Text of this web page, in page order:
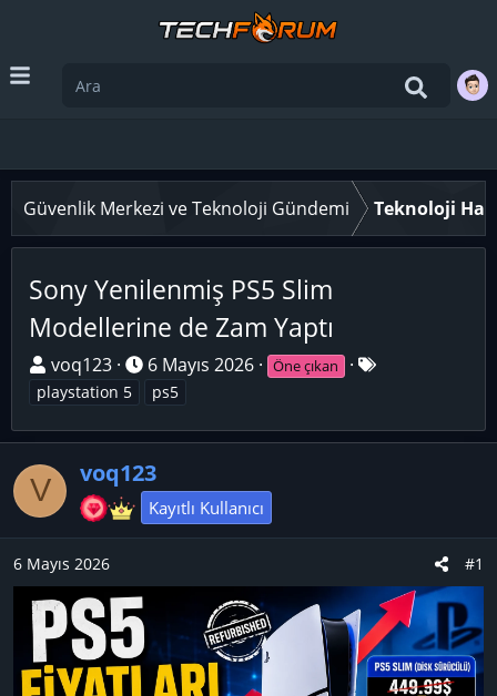
Güvenlik Merkezi ve Teknoloji Gündemi Teknoloji
Sony Yenilenmiş PS5 Slim
Modellerine de Zam Yaptı
K
o
u
y
B
ş
l
a
a
voq123
B
a
l
a
n
g
6 Mayıs 2026 Öne çıkan
E
k
playstation 5 ps5
V voq123
Kayıtlı Kullanıcı
6 Mayıs 2026 #1